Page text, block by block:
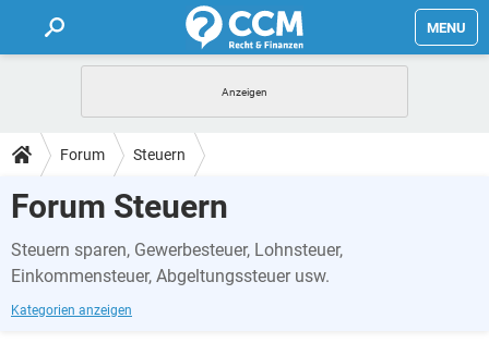
MENU
FORUM
TIPPS
LEXIKON
Forum Steuern
Forum Steuern
Steuern sparen, Gewerbesteuer, Lohnsteuer,
Einkommensteuer, Abgeltungssteuer usw.
Kategorien anzeigen